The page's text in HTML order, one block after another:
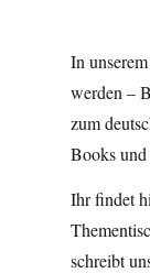
In
werden –
zum
Books
Ihr findet
schreibt